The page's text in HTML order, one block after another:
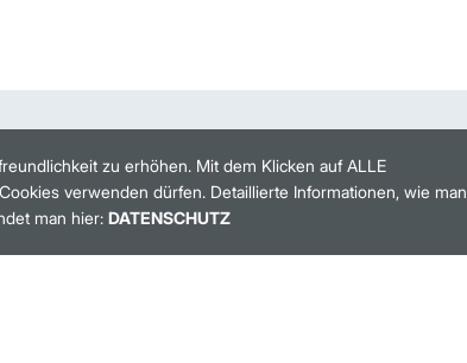
HANDELSKALENDER
zu erhöhen. Mit dem Klicken auf ALLE
verwenden dürfen. Detaillierte Informationen, wie man
man hier: DATENSCHUTZ